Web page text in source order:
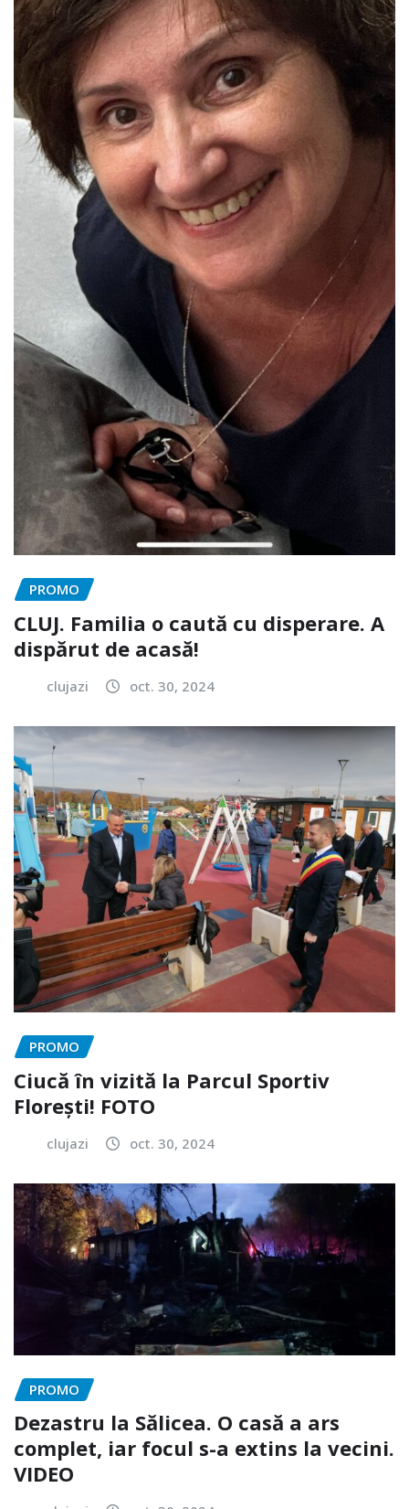
PROMO
CLUJ. Familia o caută cu disperare. A
dispărut de acasă!
clujazi oct. 30, 2024
PROMO
Ciucă în vizită la Parcul Sportiv
Florești! FOTO
clujazi oct. 30, 2024
PROMO
Dezastru la Sălicea. O casă a ars
complet, iar focul s-a extins la vecini.
VIDEO